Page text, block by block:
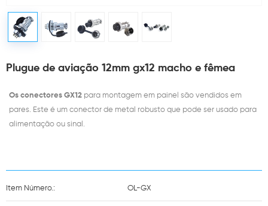
Plugue de aviação 12mm gx12 macho e fêmea
Os conectores GX12 para montagem em painel são vendidos em
pares. Este é um conector de metal robusto que pode ser usado para
alimentação ou sinal.
Item Número.: OL-GX